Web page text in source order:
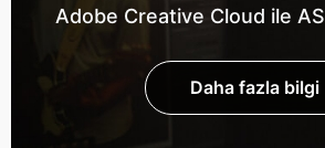
Adobe Creative Cloud ile
Daha fazla bilgi